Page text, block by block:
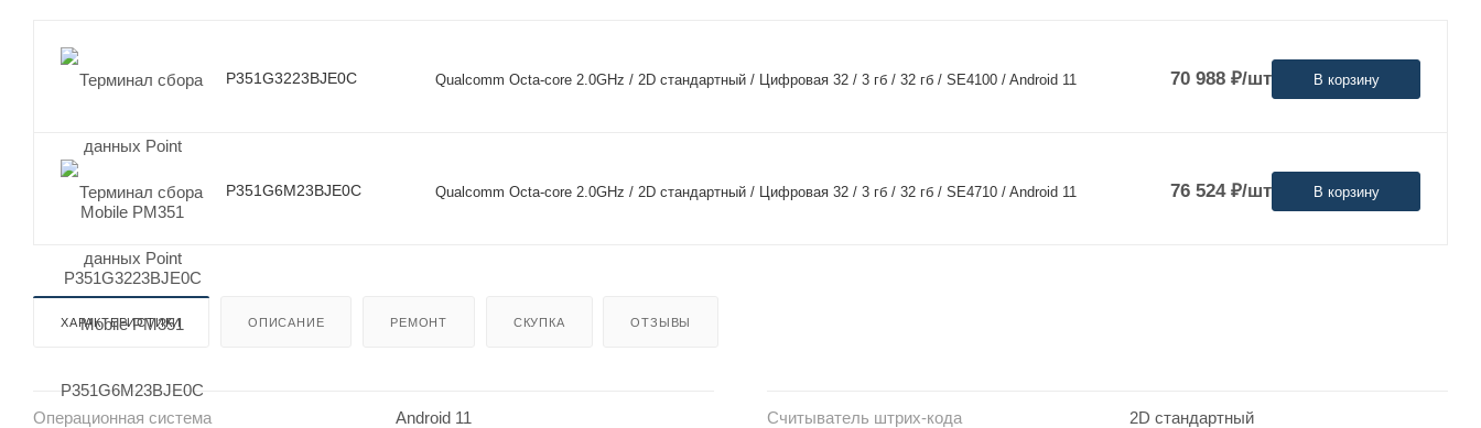
P351G3223BJE0C Qualcomm Octa-core 2.0GHz / 2D стандартный / Цифровая 32 / 3 гб / 32 гб / SE4100 / Android 11 70 988 ₽/шт В корзину
P351G6M23BJE0C Qualcomm Octa-core 2.0GHz / 2D стандартный / Цифровая 32 / 3 гб / 32 гб / SE4710 / Android 11 76 524₽/шт В корзину
ХАРАКТЕРИСТИКИ ОПИСАНИЕ РЕМОНТ СКУПКА ОТЗЫВЫ
Операционная система Android 11 Считыватель штрих-кода 2D стандартный